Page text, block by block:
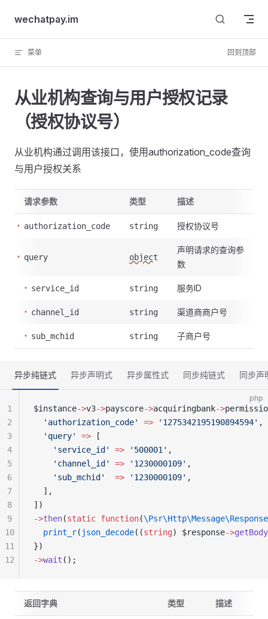
Skip to content
wechatpay.im
菜单 回到顶部
从业机构查询与用户授权记录
（授权协议号）
从业机构通过调用该接口，使用authorization_code查询
与用户授权关系
请求参数 类型 描述
authorization_code string 授权协议号
query object
声明请求的查询参
数
service_id string 服务ID
channel_id string 渠道商商户号
sub_mchid string 子商户号
异步纯链式 异步声明式 异步属性式 同步纯链式 同步声
php
$instance->v3->payscore->acquiringbank->
  'authorization_code'
=> '1275342195190894594' ,
  'query'
=> [
    'service_id'
=> '500001' ,
    'channel_id'
=> '1230000109' ,
    'sub_mchid'
  =>
'1230000109' ,
  ],
])
->then(static function(
  print_r
( json_decode((string) $response->getBody
})
->wait ();
1
2
3
4
5
6
7
8
9
10
11
12
返回字典 类型 描述